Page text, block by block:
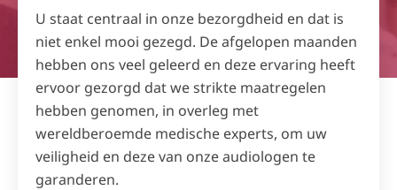
U staat centraal in onze bezorgdheid en dat is
niet enkel mooi gezegd. De afgelopen maanden
hebben ons veel geleerd en deze ervaring heeft
ervoor gezorgd dat we strikte maatregelen
hebben genomen, in overleg met
wereldberoemde medische experts, om uw
veiligheid en deze van onze audiologen te
garanderen.